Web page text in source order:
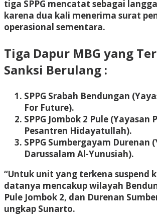
tiga SPPG mencatat sebagai
karena dua kali menerima surat
operasional sementara.
Tiga Dapur MBG yang
Sanksi Berulang :
SPPG Srabah Bendungan
For Future).
SPPG Jombok 2 Pule (Yayasan
Pesantren Hidayatullah).
SPPG Sumbergayam Durenan
Darussalam Al-Yunusiah).
“Untuk unit yang terkena suspend
datanya mencakup wilayah
Pule Jombok 2, dan Durenan
ungkap Sunarto.